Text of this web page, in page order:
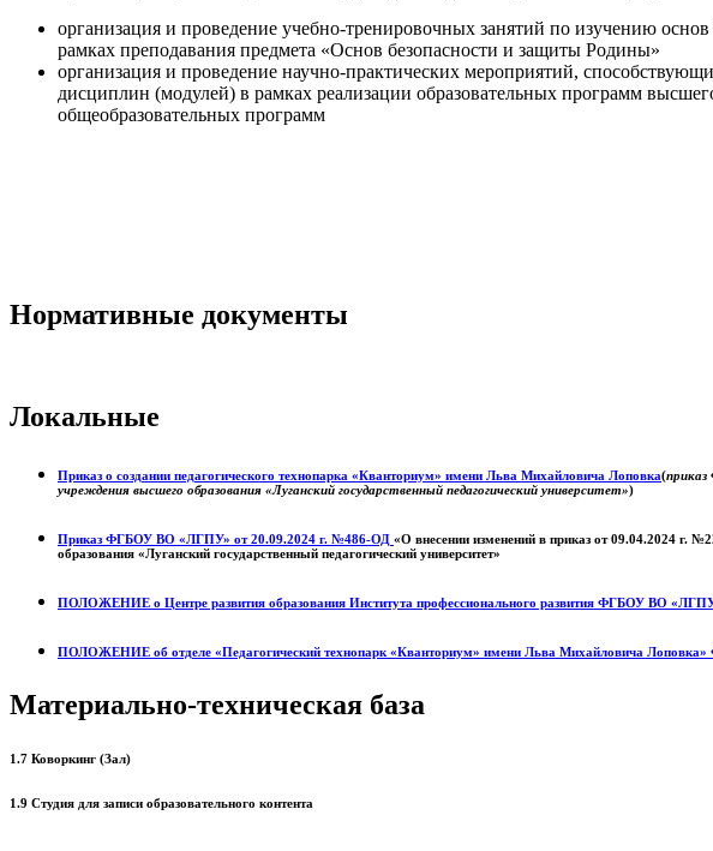
организация и проведение учебно-тренировочных занятий по изучению
рамках преподавания предмета «Основ безопасности и защиты Родины»
организация и проведение научно-практических мероприятий,
дисциплин (модулей) в рамках реализации образовательных программ
общеобразовательных программ
Нормативные документы
Локальные
Приказ о создании педагогического технопарка «Кванториум» имени Льва Михайловича Лоповка(приказ
учреждения высшего образования «Луганский государственный педагогический университет»)
Приказ ФГБОУ ВО «ЛГПУ» от 20.09.2024 г. №486-ОД «О внесении изменений в приказ от 09.04.2024 г.
образования «Луганский государственный педагогический университет»
ПОЛОЖЕНИЕ о Центре развития образования Института профессионального развития ФГБОУ ВО
ПОЛОЖЕНИЕ об отделе «Педагогический технопарк «Кванториум» имени Льва Михайловича Лоповка»
Материально-техническая база
1.7 Коворкинг (Зал)
1.9 Студия для записи образовательного контента